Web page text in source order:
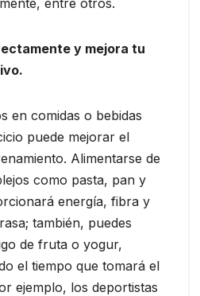
y mejora tu
en comidas o bebidas
puede mejorar el
Alimentarse de
como pasta, pan y
energía, fibra y
también, puedes
de fruta o yogur,
el tiempo que tomará el
ejemplo, los deportistas